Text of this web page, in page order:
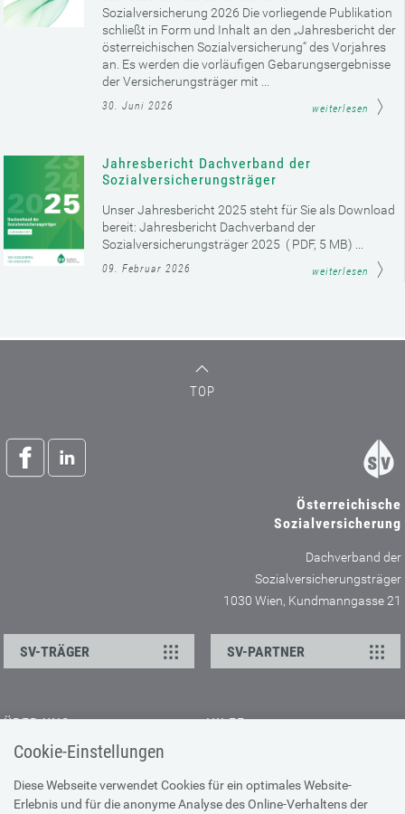
Cookie-Einstellungen
Diese Webseite verwendet Cookies für ein optimales Website-
Erlebnis und für die anonyme Analyse des Online-Verhaltens der
Sozialversicherung 2026 Die vorliegende Publikation
schließt in Form und Inhalt an den „Jahresbericht der
österreichischen Sozialversicherung“ des Vorjahres
an. Es werden die vorläufigen Gebarungsergebnisse
der Versicherungsträger mit ...
30. Juni 2026 weiterlesen
Jahresbericht Dachverband der
Sozialversicherungsträger
Unser Jahresbericht 2025 steht für Sie als Download
bereit: Jahresbericht Dachverband der
Sozialversicherungsträger 2025 ( PDF, 5 MB) ...
09. Februar 2026 weiterlesen
TOP
Österreichische
Sozialversicherung
Dachverband der
Sozialversicherungsträger
1030 Wien, Kundmanngasse 21
SV-TRÄGER SV-PARTNER
ÜBER UNS
Kontakt
Offene Stellen
Presse
HILFE
Browser-Info & Sicherheit
Hilfe zur Suche